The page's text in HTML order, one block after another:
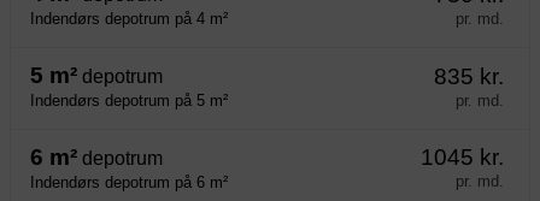
Indendørs depotrum på 4 m² pr. md.
5 m² depotrum
Indendørs depotrum på 5 m²
835 kr.
pr. md.
6 m² depotrum
Indendørs depotrum på 6 m²
1045 kr.
pr. md.